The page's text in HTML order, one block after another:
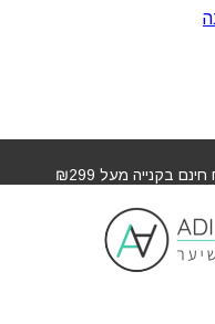
בקנייה מעל ₪299